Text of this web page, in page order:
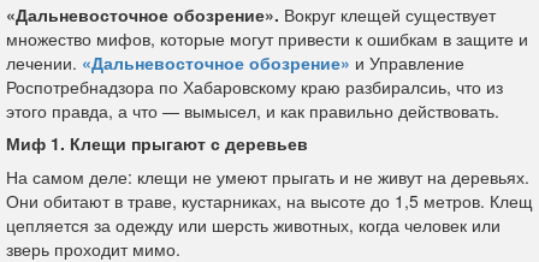
«Дальневосточное обозрение». Вокруг клещей существует
множество мифов, которые могут привести к ошибкам в защите и
лечении. «Дальневосточное обозрение» и Управление
Роспотребнадзора по Хабаровскому краю разбиралсиь, что из
этого правда, а что — вымысел, и как правильно действовать.
Миф 1. Клещи прыгают с деревьев
На самом деле: клещи не умеют прыгать и не живут на деревьях.
Они обитают в траве, кустарниках, на высоте до 1,5 метров. Клещ
цепляется за одежду или шерсть животных, когда человек или
зверь проходит мимо.